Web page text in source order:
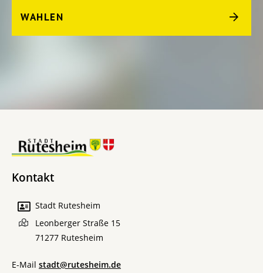
WAHLEN
Kontakt
Stadt Rutesheim
Leonberger Straße 15
71277 Rutesheim
E-Mail stadt@rutesheim.de